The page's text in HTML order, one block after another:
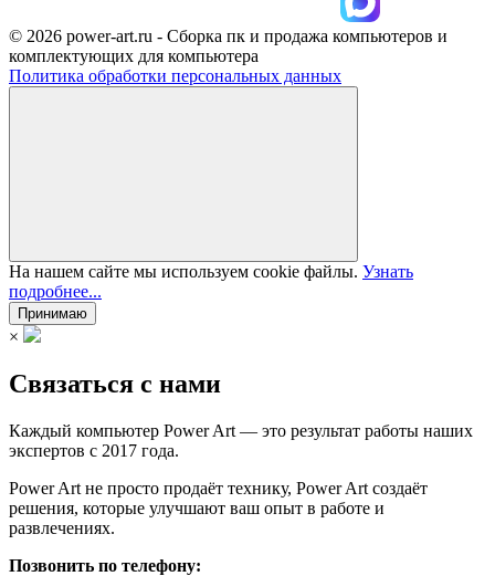
© 2026 power-art.ru - Сборка пк и продажа компьютеров и
комплектующих для компьютера
Политика обработки персональных данных
На нашем сайте мы используем cookie файлы. Узнать
подробнее...
Принимаю
×
Связаться с нами
Каждый компьютер Power Art — это результат работы наших
экспертов с 2017 года.
Power Art не просто продаёт технику, Power Art создаёт
решения, которые улучшают ваш опыт в работе и
развлечениях.
Позвонить по телефону: